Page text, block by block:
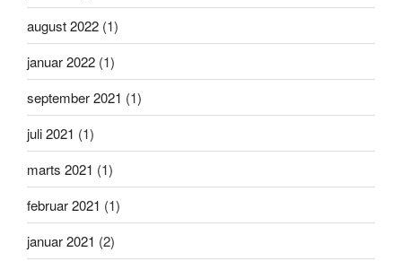
august 2022 (1)
januar 2022 (1)
september 2021 (1)
juli 2021 (1)
marts 2021 (1)
februar 2021 (1)
januar 2021 (2)